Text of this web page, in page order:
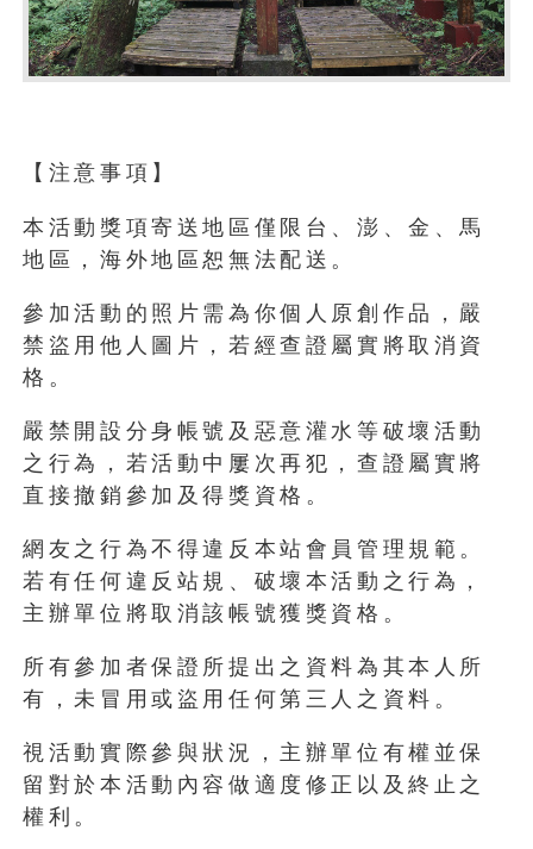
【注意事項】
本活動獎項寄送地區僅限台、澎、金、馬
地區，海外地區恕無法配送。
參加活動的照片需為你個人原創作品，嚴
禁盜用他人圖片，若經查證屬實將取消資
格。
嚴禁開設分身帳號及惡意灌水等破壞活動
之行為，若活動中屢次再犯，查證屬實將
直接撤銷參加及得獎資格。
網友之行為不得違反本站會員管理規範。
若有任何違反站規、破壞本活動之行為，
主辦單位將取消該帳號獲獎資格。
所有參加者保證所提出之資料為其本人所
有，未冒用或盜用任何第三人之資料。
視活動實際參與狀況，主辦單位有權並保
留對於本活動內容做適度修正以及終止之
權利。